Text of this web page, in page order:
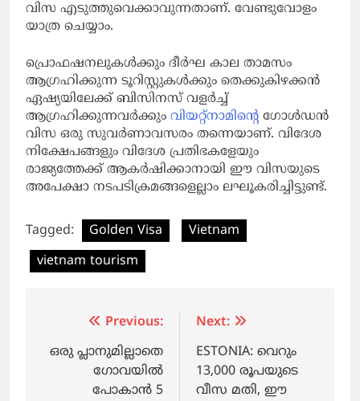
വിസ എടുത്തുവെക്കാവുന്നതാണ്. വേണ്ടുവോളം
യാത്ര ചെയ്യാം.
പ്രൊഫഷനലുകള്‍ക്കും ദീര്‍ഘ കാല താമസം
ആഗ്രഹിക്കുന്ന ടൂറിസ്റ്റുകള്‍ക്കും തെക്കുകിഴക്കന്‍
ഏഷ്യയിലേക്ക് ബിസിനസ് വളര്‍ച്ച്
ആഗ്രഹിക്കുന്നവര്‍ക്കും വിയറ്റ്‌നാമിന്റെ ഗോള്‍ഡന്‍
വിസ ഒരു സുവര്‍ണാവസരം തന്നെയാണ്. വിദേശ
നിക്ഷേപങ്ങളും വിദേശ പ്രതിഭകളേയും
രാജ്യത്തേക്ക് ആകര്‍ഷിക്കാനായി ഈ വിസയുടെ
അപേക്ഷാ നടപടിക്രമങ്ങളെല്ലാം ലഘൂകരിച്ചിട്ടുണ്ട്.
Tagged: Golden Visa
Vietnam
vietnam tourism
navigation
Previous:
ഒരു പ്ലാനുമില്ലാതെ
ഗോവയില്‍
പോകാൻ 5
Next:
ESTONIA: വെറും
13,000 രൂപയുടെ
വീസ മതി, ഈ